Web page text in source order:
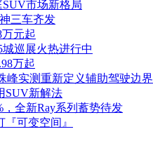
市场新格局
三车齐发
元起
巡展火热进行中
万起
峰实测重新定义辅助驾驶边界
SUV新解法
，全新Ray系列蓄势待发
可变空间』